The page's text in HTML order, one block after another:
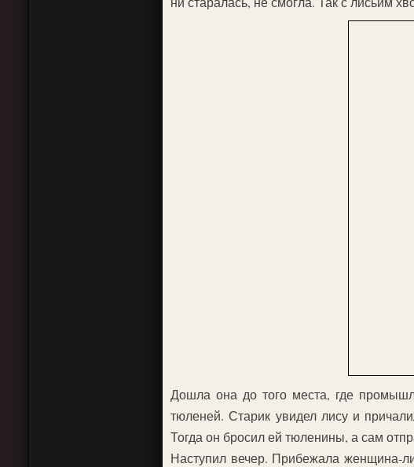
Дошла она до того места, где
тюленей. Старик увидел лису и
Тогда он бросил ей тюленины, а сам
Наступил вечер. Прибежала женщина-